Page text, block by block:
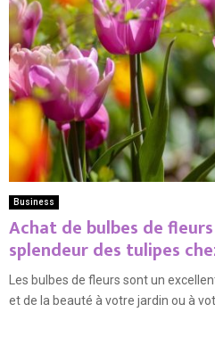
Business
Achat de bulbes de
splendeur des tulipes
Les bulbes de fleurs sont un
et de la beauté à votre jardin ou à